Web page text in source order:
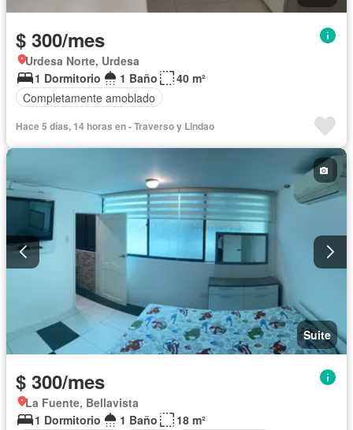
$ 300/mes
Urdesa Norte, Urdesa
1 Dormitorio
1 Baño
40 m²
Completamente amoblado
Hace 5 días, 14 horas en - Traverso y Lindao
Suite
$ 300/mes
La Fuente, Bellavista
1 Dormitorio
1 Baño
18 m²